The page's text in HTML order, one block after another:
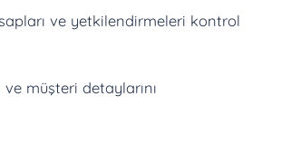
ve yetkilendirmeleri kontrol
ve müşteri detaylarını